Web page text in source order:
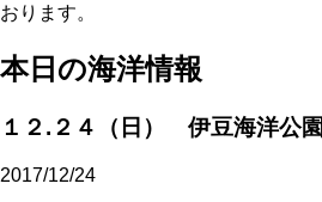
おります。
本日の海洋情報
１２.２４（日） 伊豆海洋公園
2017/12/24